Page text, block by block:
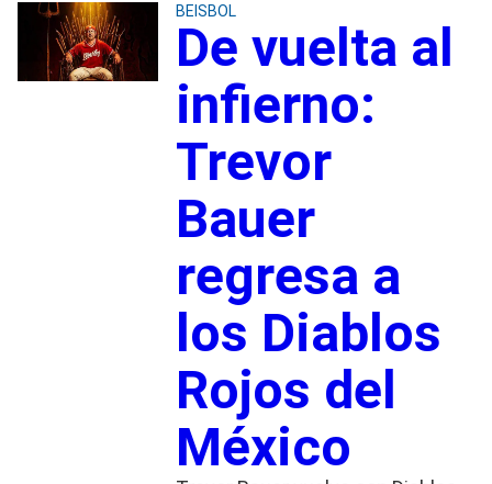
BEISBOL
De vuelta al
infierno:
Trevor
Bauer
regresa a
los Diablos
Rojos del
México